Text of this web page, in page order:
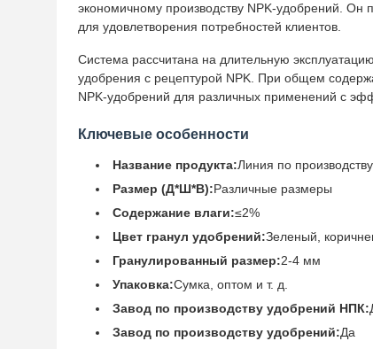
экономичному производству NPK-удобрений. Он
для удовлетворения потребностей клиентов.
Система рассчитана на длительную
удобрения с рецептурой NPK. При общем
NPK-удобрений для различных применений с
Ключевые особенности
Название продукта:Линия по
Размер (Д*Ш*В):Различные размеры
Содержание влаги:≤2%
Цвет гранул удобрений:Зеленый,
Гранулированный размер:2-4 мм
Упаковка:Сумка, оптом и т. д.
Завод по производству удобрений НПК:
Завод по производству удобрений:Да